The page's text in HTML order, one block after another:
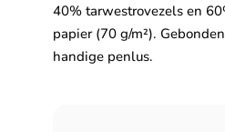
40% tarwestrovezels en
papier (70 g/m²).
handige penlus.